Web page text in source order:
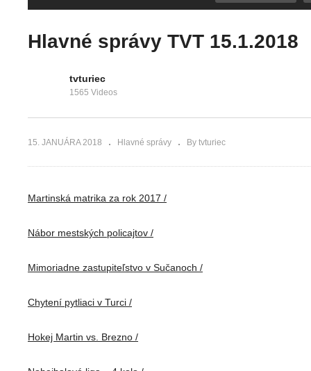
TVT 3.1.2018
Hlavné správy TVT 15.1.2018
tvturiec
1565 Videos
15. JANUÁRA 2018 Hlavné správy By tvturiec
Martinská matrika za rok 2017 /
Nábor mestských policajtov /
Mimoriadne zastupiteľstvo v Sučanoch /
Chytení pytliaci v Turci /
Hokej Martin vs. Brezno /